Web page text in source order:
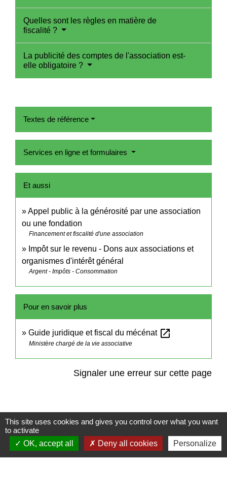
Quelles sont les règles en matière de
fiscalité ?
La publicité des comptes de l'association est-
elle obligatoire ?
Textes de référence
Services en ligne et formulaires
Et aussi
Appel public à la générosité par une association
ou une fondation
Financement et fiscalité d'une association
Impôt sur le revenu - Dons aux associations et
organismes d'intérêt général
Argent - Impôts - Consommation
Pour en savoir plus
Guide juridique et fiscal du mécénat open_in_new
Ministère chargé de la vie associative
Signaler une erreur sur cette page
Contact
Commune de Frambouhans
This site uses cookies and gives you control over what you want
to activate
OK, accept all
Deny all cookies Personalize